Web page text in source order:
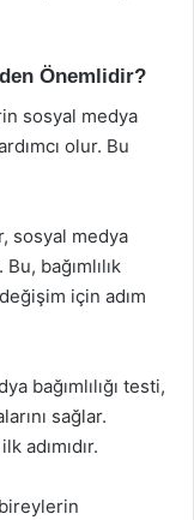
Önemlidir?
sosyal medya
olur. Bu
sosyal medya
bağımlılık
için adım
bağımlılığı testi,
sağlar.
adımıdır.